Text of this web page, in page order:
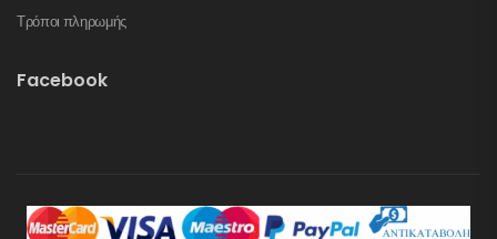
Τρόποι πληρωμής
Facebook